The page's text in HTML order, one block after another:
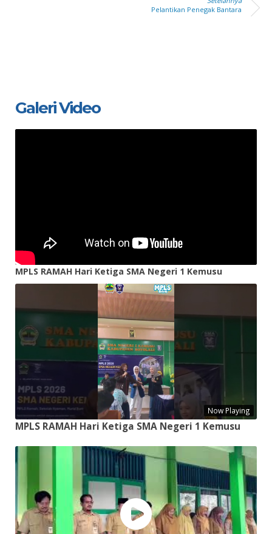
Pelantikan Penegak Bantara
Galeri Video
MPLS RAMAH Hari Ketiga SMA Negeri 1 Kemusu
Now Playing
MPLS RAMAH Hari Ketiga SMA Negeri 1 Kemusu